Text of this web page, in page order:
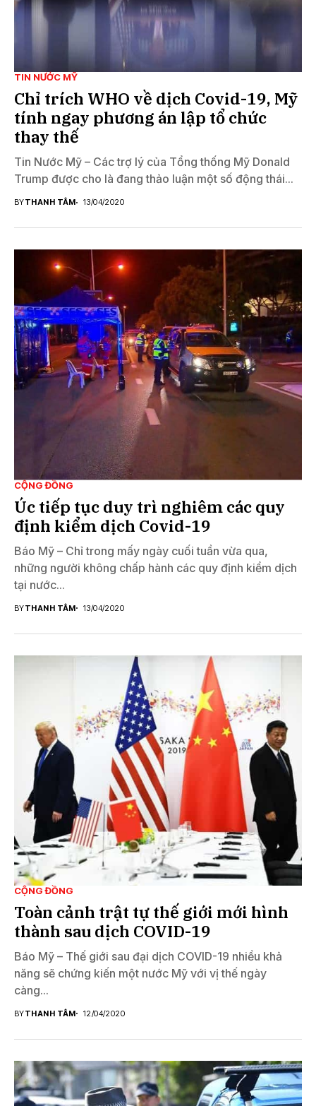
TIN NƯỚC MỸ
Chỉ trích WHO về dịch Covid-19, Mỹ
tính ngay phương án lập tổ chức
thay thế
Tin Nước Mỹ – Các trợ lý của Tổng thống Mỹ Donald
Trump được cho là đang thảo luận một số động thái...
BYTHANH TÂM 13/04/2020
CỘNG ĐỒNG
Úc tiếp tục duy trì nghiêm các quy
định kiểm dịch Covid-19
Báo Mỹ – Chỉ trong mấy ngày cuối tuần vừa qua,
những người không chấp hành các quy định kiểm dịch
tại nước...
BYTHANH TÂM 13/04/2020
CỘNG ĐỒNG
Toàn cảnh trật tự thế giới mới hình
thành sau dịch COVID-19
Báo Mỹ – Thế giới sau đại dịch COVID-19 nhiều khả
năng sẽ chứng kiến một nước Mỹ với vị thế ngày
càng...
BYTHANH TÂM 12/04/2020